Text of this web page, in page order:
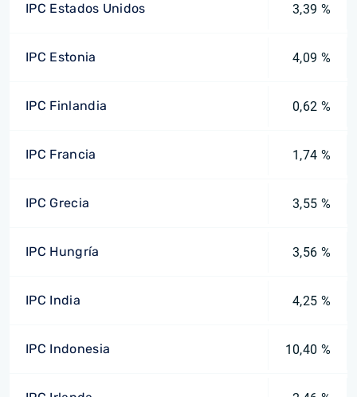
IPC Estados Unidos 3,39 %
IPC Estonia 4,09 %
IPC Finlandia 0,62 %
IPC Francia 1,74 %
IPC Grecia 3,55 %
IPC Hungría 3,56 %
IPC India 4,25 %
IPC Indonesia 10,40 %